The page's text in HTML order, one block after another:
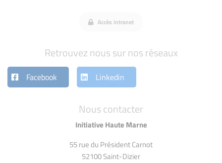
Nous contacter
Initiative Haute Marne
55 rue du Président Carnot
52100 Saint-Dizier
Accès intranet
Retrouvez nous sur nos réseaux
Facebook Linkedin